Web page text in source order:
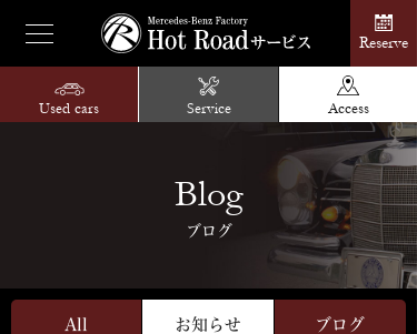
Reserve
Used cars Service Access
Blog
ブログ
All お知らせ ブログ